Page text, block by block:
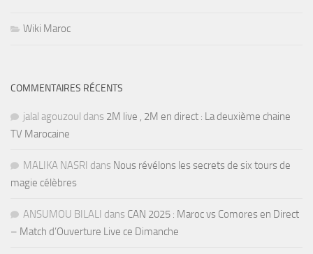
Wiki Maroc
COMMENTAIRES RÉCENTS
jalal agouzoul dans 2M live , 2M en direct : La deuxième chaine
TV Marocaine
MALIKA NASRI dans Nous révélons les secrets de six tours de
magie célèbres
ANSUMOU BILALI dans CAN 2025 : Maroc vs Comores en Direct
– Match d’Ouverture Live ce Dimanche